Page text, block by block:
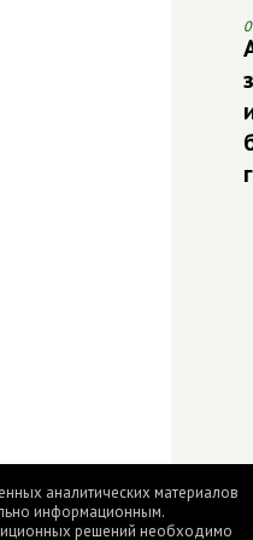
аналитических материалов
информационным.
решений необходимо